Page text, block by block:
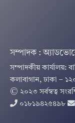
সম্পাদক :
সম্পাদকীয় কার্যালয়:
কলাবাগান, ঢাকা –
© ২০২৩ সর্বস্বত্ব
০১৮১৯৪২৫৪৯৮